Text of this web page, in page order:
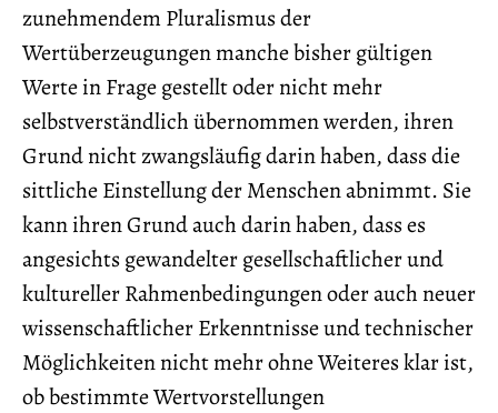
zunehmendem Pluralismus der
Wertüberzeugungen manche bisher gültigen
Werte in Frage gestellt oder nicht mehr
selbstverständlich übernommen werden, ihren
Grund nicht zwangsläufig darin haben, dass die
sittliche Einstellung der Menschen abnimmt. Sie
kann ihren Grund auch darin haben, dass es
angesichts gewandelter gesellschaftlicher und
kultureller Rahmenbedingungen oder auch neuer
wissenschaftlicher Erkenntnisse und technischer
Möglichkeiten nicht mehr ohne Weiteres klar ist,
ob bestimmte Wertvorstellungen